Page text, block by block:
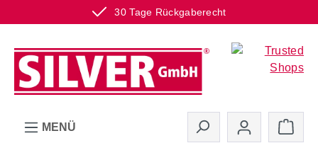
30 Tage Rückgaberecht
Zum Hauptinhalt springen
MENÜ